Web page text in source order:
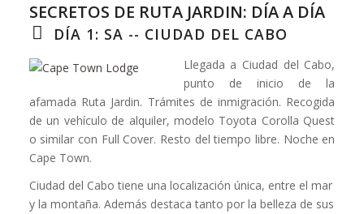
SECRETOS DE RUTA JARDIN: DÍA A DÍA
DÍA 1: SA -- CIUDAD DEL CABO
Llegada a Ciudad del Cabo,
punto de inicio de la
afamada Ruta Jardin. Trámites de inmigración. Recogida
de un vehículo de alquiler, modelo Toyota Corolla Quest
o similar con Full Cover. Resto del tiempo libre. Noche en
Cape Town.
Ciudad del Cabo tiene una localización única, entre el mar
y la montaña. Además destaca tanto por la belleza de sus